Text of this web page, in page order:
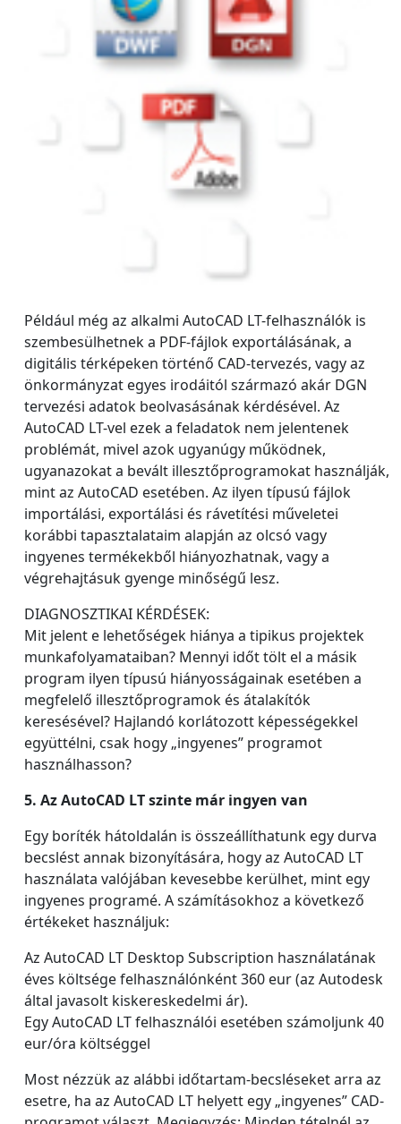
Például még az alkalmi AutoCAD LT-felhasználók is
szembesülhetnek a PDF-fájlok exportálásának, a
digitális térképeken történő CAD-tervezés, vagy az
önkormányzat egyes irodáitól származó akár DGN
tervezési adatok beolvasásának kérdésével. Az
AutoCAD LT-vel ezek a feladatok nem jelentenek
problémát, mivel azok ugyanúgy működnek,
ugyanazokat a bevált illesztőprogramokat használják,
mint az AutoCAD esetében. Az ilyen típusú fájlok
importálási, exportálási és rávetítési műveletei
korábbi tapasztalataim alapján az olcsó vagy
ingyenes termékekből hiányozhatnak, vagy a
végrehajtásuk gyenge minőségű lesz.
DIAGNOSZTIKAI KÉRDÉSEK:
Mit jelent e lehetőségek hiánya a tipikus projektek
munkafolyamataiban? Mennyi időt tölt el a másik
program ilyen típusú hiányosságainak esetében a
megfelelő illesztőprogramok és átalakítók
keresésével? Hajlandó korlátozott képességekkel
együttélni, csak hogy „ingyenes” programot
használhasson?
5. Az AutoCAD LT szinte már ingyen van
Egy boríték hátoldalán is összeállíthatunk egy durva
becslést annak bizonyítására, hogy az AutoCAD LT
használata valójában kevesebbe kerülhet, mint egy
ingyenes programé. A számításokhoz a következő
értékeket használjuk:
Az AutoCAD LT Desktop Subscription használatának
éves költsége felhasználónként 360 eur (az Autodesk
által javasolt kiskereskedelmi ár).
Egy AutoCAD LT felhasználói esetében számoljunk 40
eur/óra költséggel
Most nézzük az alábbi időtartam-becsléseket arra az
esetre, ha az AutoCAD LT helyett egy „ingyenes” CAD-